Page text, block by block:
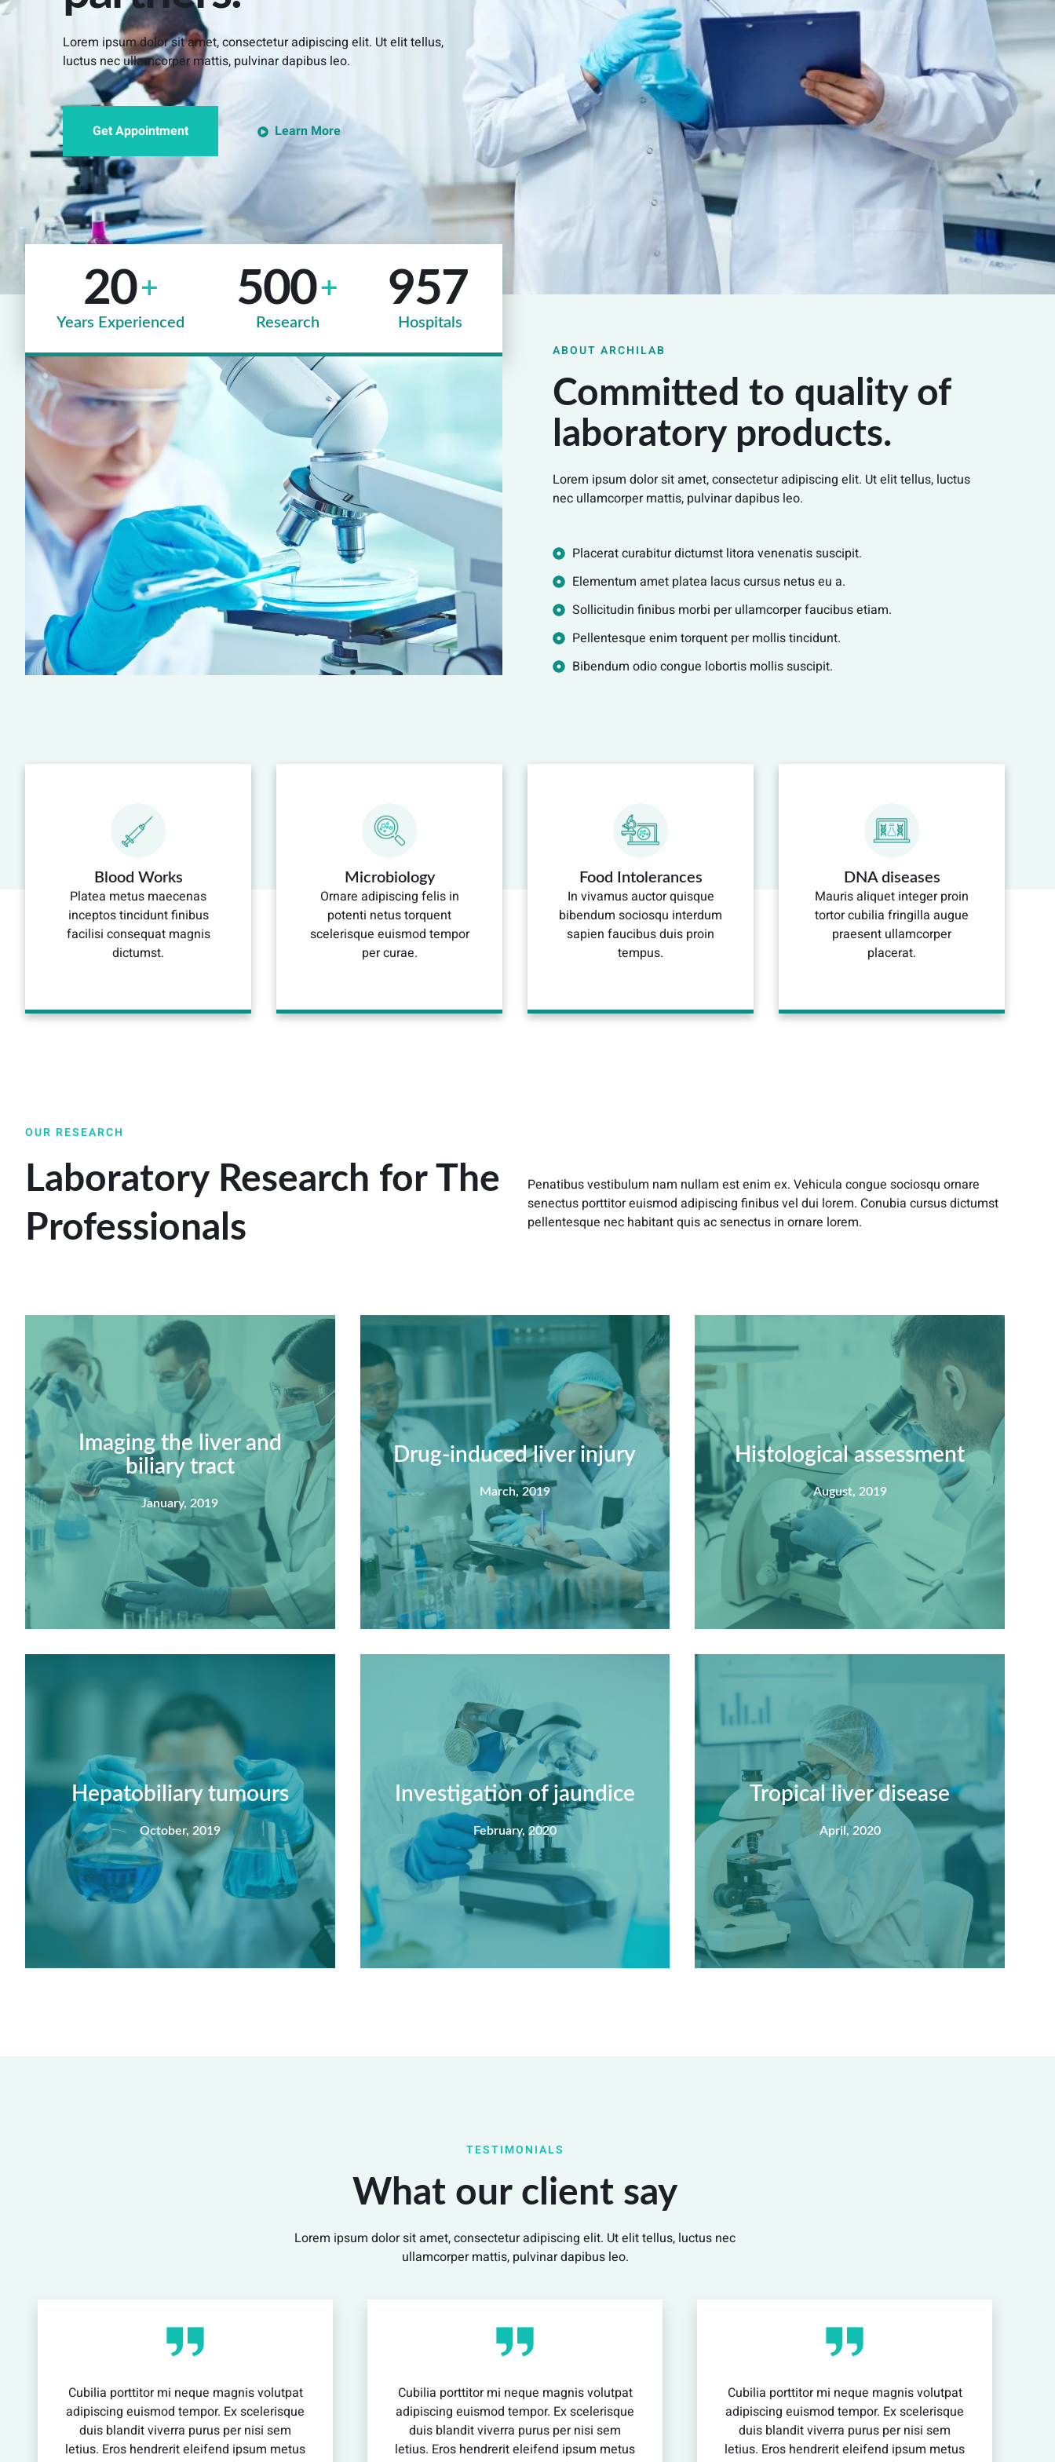
Lorem ipsum dolor sit amet, consectetur adipiscing elit. Ut elit tellus,
luctus nec ullamcorper mattis, pulvinar dapibus leo.
Get Appointment Learn More
20+
Years Experienced
500+
Research
957
Hospitals
ABOUT ARCHILAB
Committed to quality of
laboratory products.
Lorem ipsum dolor sit amet, consectetur adipiscing elit. Ut elit tellus, luctus
nec ullamcorper mattis, pulvinar dapibus leo.
Placerat curabitur dictumst litora venenatis suscipit.
Elementum amet platea lacus cursus netus eu a.
Sollicitudin finibus morbi per ullamcorper faucibus etiam.
Pellentesque enim torquent per mollis tincidunt.
Bibendum odio congue lobortis mollis suscipit.
Blood Works
Platea metus maecenas
inceptos tincidunt finibus
facilisi consequat magnis
dictumst.
Microbiology
Ornare adipiscing felis in
potenti netus torquent
scelerisque euismod tempor
per curae.
Food Intolerances
In vivamus auctor quisque
bibendum sociosqu interdum
sapien faucibus duis proin
tempus.
DNA diseases
Mauris aliquet integer proin
tortor cubilia fringilla augue
praesent ullamcorper
placerat.
OUR RESEARCH
Laboratory Research for The
Professionals
Penatibus vestibulum nam nullam est enim ex. Vehicula congue sociosqu ornare
senectus porttitor euismod adipiscing finibus vel dui lorem. Conubia cursus dictumst
pellentesque nec habitant quis ac senectus in ornare lorem.
Imaging the liver and
biliary tract
January, 2019
Nec mattis nibh dignissim sapien phasellus
nisi feugiat si hac consequat. Vivamus
vestibulum enim luctus risus dignissim mollis
non pretium.
View Detail
Drug-induced liver injury
March, 2019
Nec mattis nibh dignissim sapien phasellus
nisi feugiat si hac consequat. Vivamus
vestibulum enim luctus risus dignissim mollis
non pretium.
View Detail
Histological assessment
August, 2019
Summary
Nec mattis nibh dignissim sapien phasellus
nisi feugiat si hac consequat. Vivamus
vestibulum enim luctus risus dignissim mollis
non pretium.
View Detail
Hepatobiliary tumours
October, 2019
Investigation of jaundice
February, 2020
View Detail
Tropical liver disease
April, 2020
TESTIMONIALS
What our client say
Lorem ipsum dolor sit amet, consectetur adipiscing elit. Ut elit tellus, luctus nec
ullamcorper mattis, pulvinar dapibus leo.
Cubilia porttitor mi neque magnis volutpat
adipiscing euismod tempor. Ex scelerisque
duis blandit viverra purus per nisi sem
letius. Eros hendrerit eleifend ipsum metus
Cubilia porttitor mi neque magnis volutpat
adipiscing euismod tempor. Ex scelerisque
duis blandit viverra purus per nisi sem
letius. Eros hendrerit eleifend ipsum metus
Cubilia porttitor mi neque magnis volutpat
adipiscing euismod tempor. Ex scelerisque
duis blandit viverra purus per nisi sem
letius. Eros hendrerit eleifend ipsum metus